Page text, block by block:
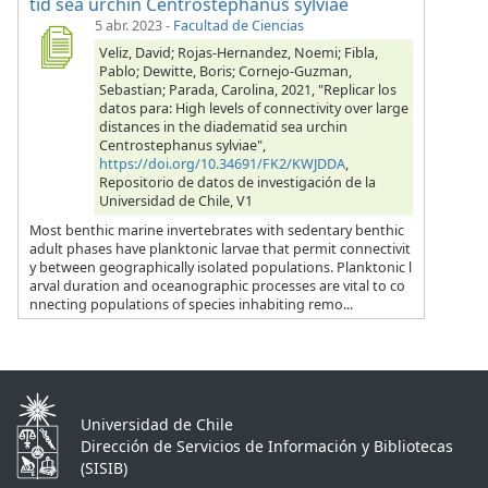
5 abr. 2023- Facultad de Ciencias
Veliz, David; Rojas-Hernandez, Noemi; Fibla,
Pablo; Dewitte, Boris; Cornejo-Guzman,
Sebastian; Parada, Carolina, 2021, "Replicar los
datos para: High levels of connectivity over large
distances in the diadematid sea urchin
Centrostephanus sylviae",
https://doi.org/10.34691/FK2/KWJDDA,
Repositorio de datos de investigación de la
Universidad de Chile, V1
Most benthic marine invertebrates with sedentary benthic
adult phases have planktonic larvae that permit connectivit
y between geographically isolated populations. Planktonic l
arval duration and oceanographic processes are vital to co
nnecting populations of species inhabiting remo...
Universidad de Chile
Dirección de Servicios de Información y Bibliotecas
(SISIB)